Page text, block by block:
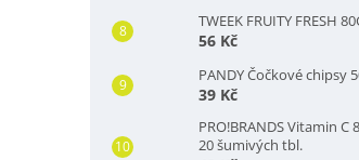
TWEEK FRUITY FRESH
56 Kč
PANDY Čočkové chipsy
39 Kč
PRO!BRANDS Vitamin C
20 šumivých tbl.